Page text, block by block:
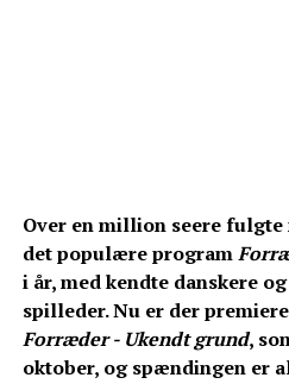
Over en million seere fulgte
det populære program
i år, med kendte danskere
spilleder. Nu er der
Forræder - Ukendt grund,
oktober, og spændingen er